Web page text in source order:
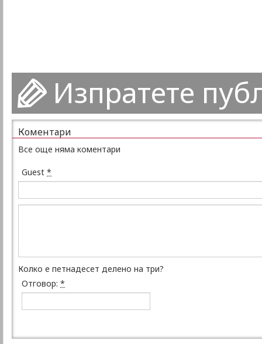
Изпратете
Коментари
Все още няма коментари
Guest *
Колко е петнадесет делено на три?
Отговор: *